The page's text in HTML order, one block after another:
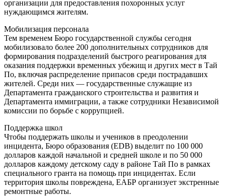
организации для предоставления похоронных услуг
нуждающимся жителям.
Мобилизация персонала
Тем временем Бюро государственной службы сегодня
мобилизовало более 200 дополнительных сотрудников для
формирования подразделений быстрого реагирования для
оказания поддержки временных убежищ и других мест в Тай
По, включая распределение припасов среди пострадавших
жителей. Среди них — государственные служащие из
Департамента гражданского строительства и развития и
Департамента иммиграции, а также сотрудники Независимой
комиссии по борьбе с коррупцией.
Поддержка школ
Чтобы поддержать школы и учеников в преодолении
инцидента, Бюро образования (EDB) выделит по 100 000
долларов каждой начальной и средней школе и по 50 000
долларов каждому детскому саду в районе Тай По в рамках
специального гранта на помощь при инцидентах. Если
территория школы повреждена, ЕАБР организует экстренные
ремонтные работы.